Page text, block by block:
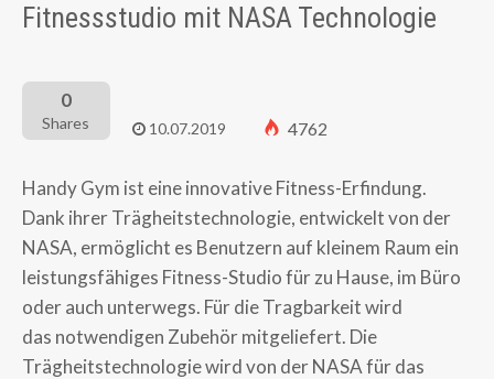
Fitnessstudio mit NASA Technologie
0
Shares 10.07.2019 4762
Handy Gym ist eine innovative Fitness-Erfindung.
Dank ihrer Trägheitstechnologie, entwickelt von der
NASA, ermöglicht es Benutzern auf kleinem Raum ein
leistungsfähiges Fitness-Studio für zu Hause, im Büro
oder auch unterwegs. Für die Tragbarkeit wird
das notwendigen Zubehör mitgeliefert. Die
Trägheitstechnologie wird von der NASA für das